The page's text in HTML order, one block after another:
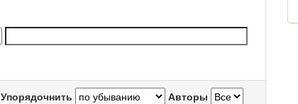
Упорядочнить Авторы